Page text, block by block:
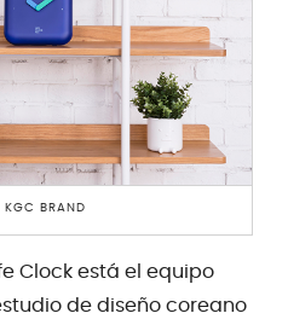
KGC BRAND
Clock está el equipo
de diseño coreano